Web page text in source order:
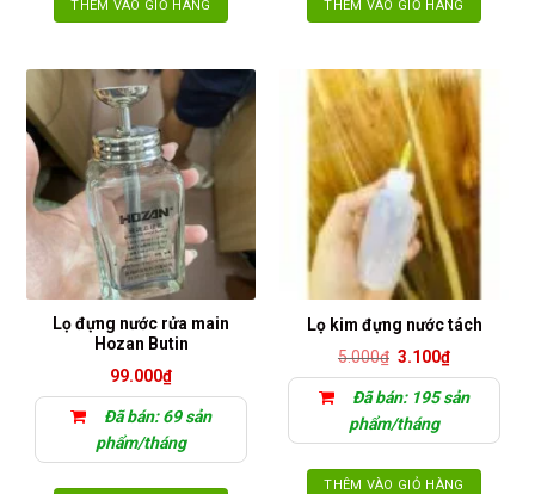
THÊM VÀO GIỎ HÀNG THÊM VÀO GIỎ HÀNG
Lọ đựng nước rửa main
Hozan Butin
99.000₫
Đã bán: 69 sản
phẩm/tháng
Lọ kim đựng nước tách
5.000₫ Giá
5.000₫.
3.100₫Giá
tại
là:
Đã bán: 195 sản
phẩm/tháng
THÊM VÀO GIỎ HÀNG